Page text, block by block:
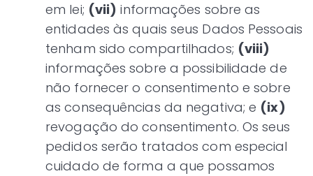
em lei; (vii) informações sobre as
entidades às quais seus Dados Pessoais
tenham sido compartilhados; (viii)
informações sobre a possibilidade de
não fornecer o consentimento e sobre
as consequências da negativa; e (ix)
revogação do consentimento. Os seus
pedidos serão tratados com especial
cuidado de forma a que possamos